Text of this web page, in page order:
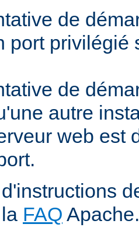
de
port privilégié
de
autre
web est
FAQ Apache.